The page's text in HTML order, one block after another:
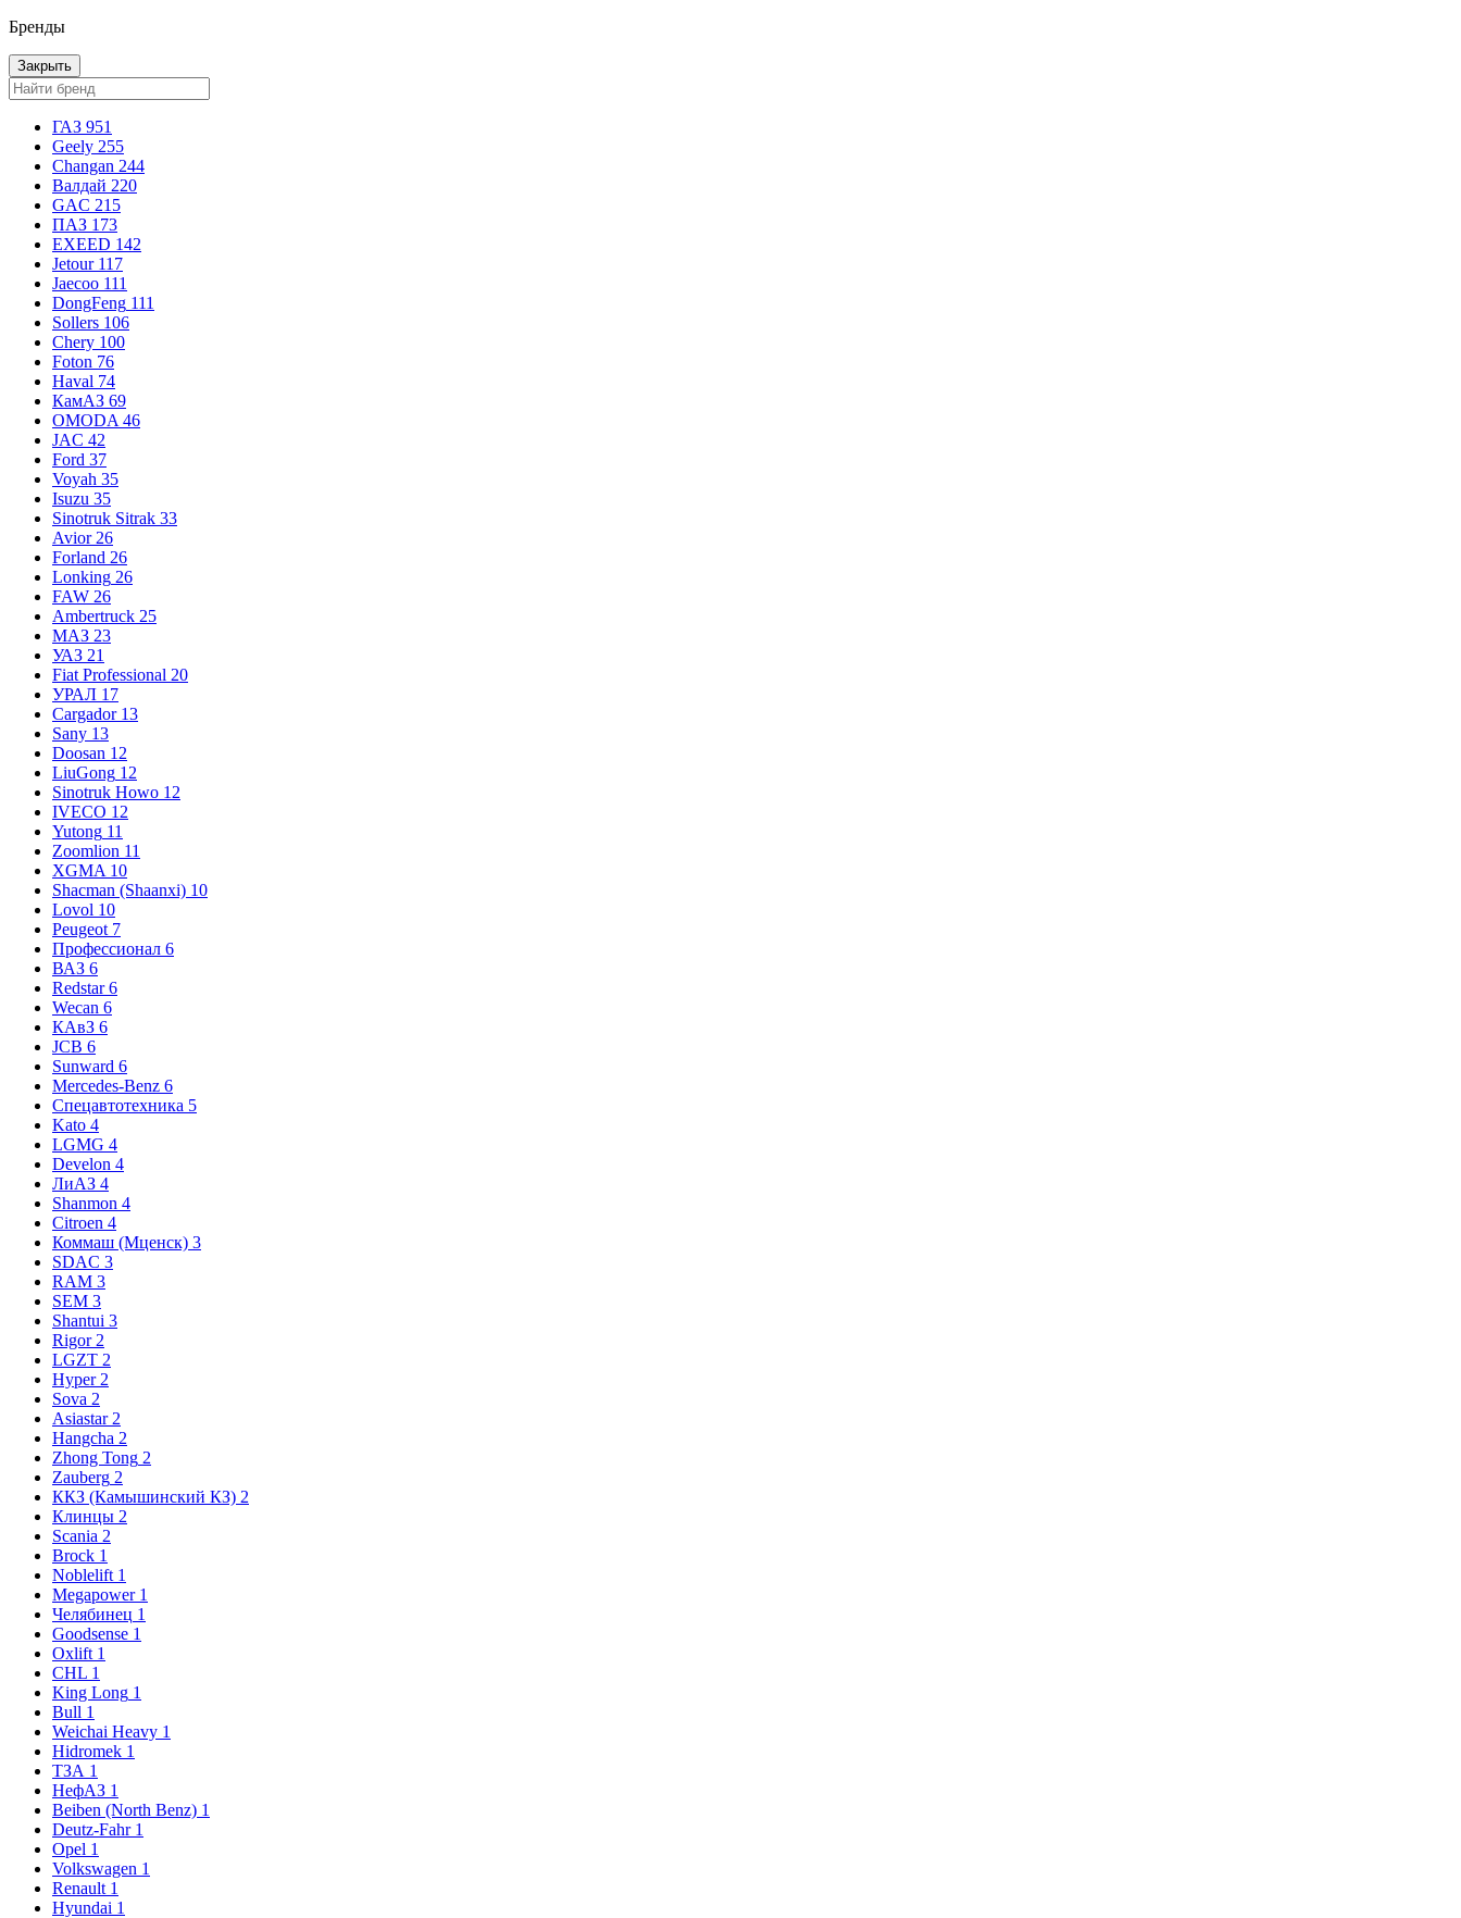
Бренды
Закрыть
ГАЗ 951
Geely 255
Changan 244
Валдай 220
GAC 215
ПАЗ 173
EXEED 142
Jetour 117
Jaecoo 111
DongFeng 111
Sollers 106
Chery 100
Foton 76
Haval 74
КамАЗ 69
OMODA 46
JAC 42
Ford 37
Voyah 35
Isuzu 35
Sinotruk Sitrak 33
Avior 26
Forland 26
Lonking 26
FAW 26
Ambertruck 25
МАЗ 23
УАЗ 21
Fiat Professional 20
УРАЛ 17
Cargador 13
Sany 13
Doosan 12
LiuGong 12
Sinotruk Howo 12
IVECO 12
Yutong 11
Zoomlion 11
XGMA 10
Shacman (Shaanxi) 10
Lovol 10
Peugeot 7
Профессионал 6
ВАЗ 6
Redstar 6
Wecan 6
КАвЗ 6
JCB 6
Sunward 6
Mercedes-Benz 6
Спецавтотехника 5
Kato 4
LGMG 4
Develon 4
ЛиАЗ 4
Shanmon 4
Citroen 4
Коммаш (Мценск) 3
SDAC 3
RAM 3
SEM 3
Shantui 3
Rigor 2
LGZT 2
Hyper 2
Sova 2
Asiastar 2
Hangcha 2
Zhong Tong 2
Zauberg 2
ККЗ (Камышинский КЗ) 2
Клинцы 2
Scania 2
Brock 1
Noblelift 1
Megapower 1
Челябинец 1
Goodsense 1
Oxlift 1
CHL 1
King Long 1
Bull 1
Weichai Heavy 1
Hidromek 1
ТЗА 1
НефАЗ 1
Beiben (North Benz) 1
Deutz-Fahr 1
Opel 1
Volkswagen 1
Renault 1
Hyundai 1